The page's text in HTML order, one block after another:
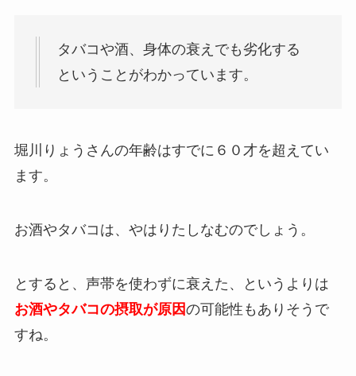
タバコや酒、身体の衰えでも劣化する
ということがわかっています。
堀川りょうさんの年齢はすでに６０才を超えてい
ます。
お酒やタバコは、やはりたしなむのでしょう。
とすると、声帯を使わずに衰えた、というよりは
お酒やタバコの摂取が原因の可能性もありそうで
すね。